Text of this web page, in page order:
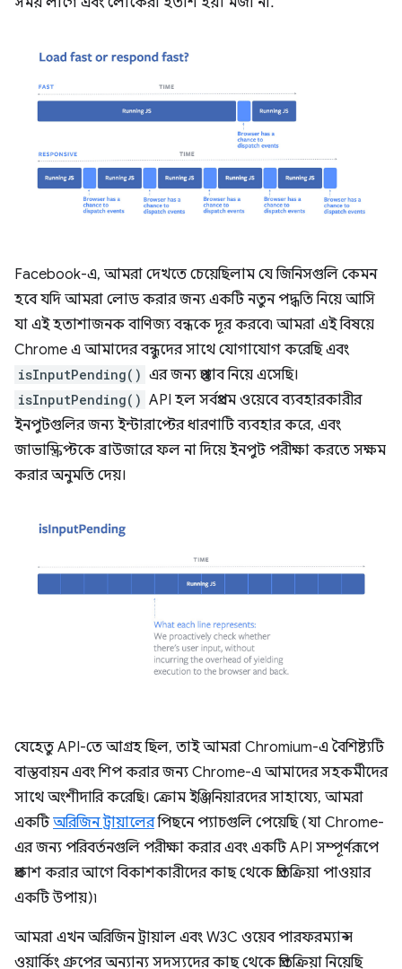
Facebook-এ, আমরা দেখতে চেয়েছিলাম যে জিনিসগুলি কেমন
হবে যদি আমরা লোড করার জন্য একটি নতুন পদ্ধতি নিয়ে আসি
যা এই হতাশাজনক বাণিজ্য বন্ধকে দূর করবে৷ আমরা এই বিষয়ে
Chrome এ আমাদের বন্ধুদের সাথে যোগাযোগ করেছি এবং
isInputPending() এর জন্য প্রস্তাব নিয়ে এসেছি।
isInputPending() API হল সর্বপ্রথম ওয়েবে ব্যবহারকারীর
ইনপুটগুলির জন্য ইন্টারাপ্টের ধারণাটি ব্যবহার করে, এবং
জাভাস্ক্রিপ্টকে ব্রাউজারে ফল না দিয়ে ইনপুট পরীক্ষা করতে সক্ষম
করার অনুমতি দেয়।
যেহেতু API-তে আগ্রহ ছিল, তাই আমরা Chromium-এ বৈশিষ্ট্যটি
বাস্তবায়ন এবং শিপ করার জন্য Chrome-এ আমাদের সহকর্মীদের
সাথে অংশীদারি করেছি। ক্রোম ইঞ্জিনিয়ারদের সাহায্যে, আমরা
একটিঅরিজিন ট্রায়ালেরপিছনে প্যাচগুলি পেয়েছি (যা Chrome-
এর জন্য পরিবর্তনগুলি পরীক্ষা করার এবং একটি API সম্পূর্ণরূপে
প্রকাশ করার আগে বিকাশকারীদের কাছ থেকে প্রতিক্রিয়া পাওয়ার
একটি উপায়)৷
আমরা এখন অরিজিন ট্রায়াল এবং W3C ওয়েব পারফরম্যান্স
ওয়ার্কিং গ্রুপের অন্যান্য সদস্যদের কাছ থেকে প্রতিক্রিয়া নিয়েছি